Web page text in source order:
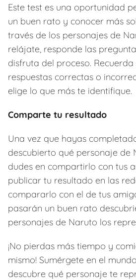
Este test es una oportunidad
un buen rato y conocer más
través de los personajes de
relájate, responde las
disfruta del proceso.
respuestas correctas o
elige lo que más te identifique.
Comparte tu resultado
Una vez que hayas
descubierto qué personaje de
dudes en compartirlo con tus
publicar tu resultado en las
compararlo con el de tus
pasarán un buen rato
personajes de Naruto los
¡No pierdas más tiempo y
mismo! Sumérgete en el
descubre qué personaje te